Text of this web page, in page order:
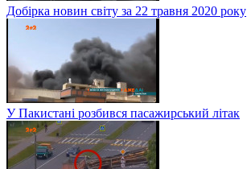
Добірка новин світу за 22 травня 2020 року
У Пакистані розбився пасажирський літак